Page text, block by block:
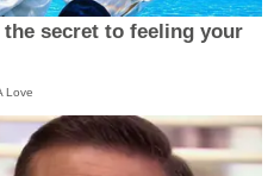
secret to feeling your
Love